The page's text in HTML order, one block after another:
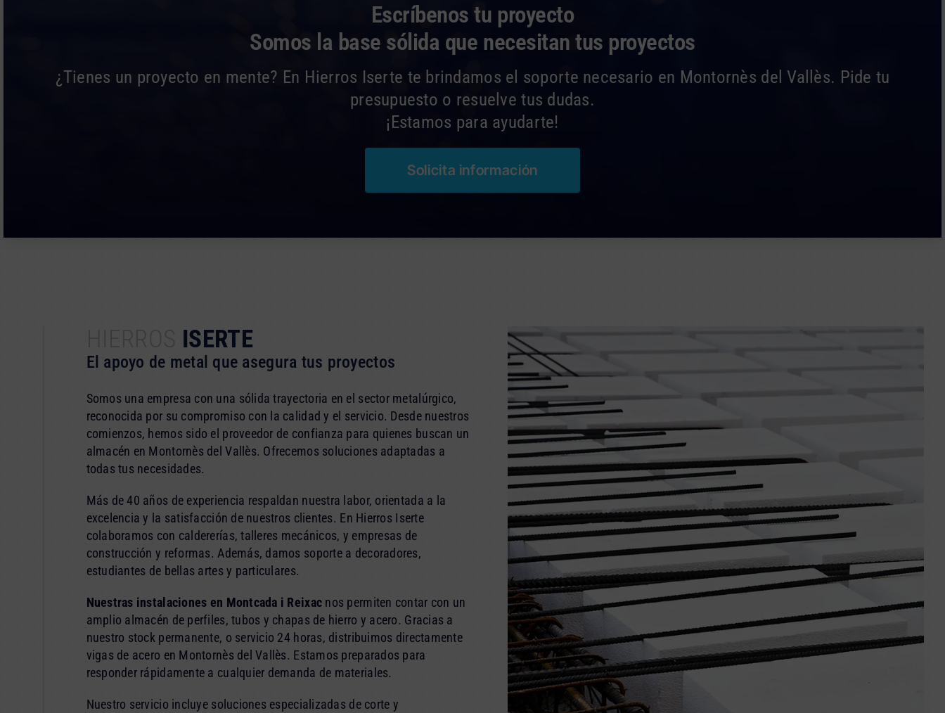
Escríbenos tu proyecto
Somos la base sólida que necesitan tus proyectos
¿Tienes un proyecto en mente? En Hierros Iserte te brindamos el soporte necesario en Montornès del Vallès. Pide tu
presupuesto o resuelve tus dudas.
¡Estamos para ayudarte!
Solicita información
ISERTE
El apoyo de metal que asegura tus proyectos
Somos una empresa con una sólida trayectoria en el sector metalúrgico,
reconocida por su compromiso con la calidad y el servicio. Desde nuestros
comienzos, hemos sido el proveedor de confianza para quienes buscan un
almacén en Montornès del Vallès. Ofrecemos soluciones adaptadas a
todas tus necesidades.
Más de 40 años de experiencia respaldan nuestra labor, orientada a la
excelencia y la satisfacción de nuestros clientes. En Hierros Iserte
colaboramos con caldererías, talleres mecánicos, y empresas de
construcción y reformas. Además, damos soporte a decoradores,
estudiantes de bellas artes y particulares.
Nuestras instalaciones en Montcada i Reixac nos permiten contar con un
amplio almacén de perfiles, tubos y chapas de hierro y acero. Gracias a
nuestro stock permanente, o servicio 24 horas, distribuimos directamente
vigas de acero en Montornès del Vallès. Estamos preparados para
responder rápidamente a cualquier demanda de materiales.
Nuestro servicio incluye soluciones especializadas de corte y